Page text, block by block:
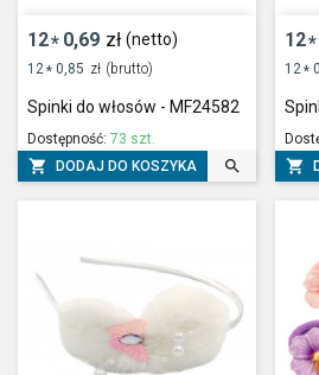
12* 0,69 zł (netto)
12 * 0,85 zł (brutto)
Spinki do włosów - MF24582
Dostępność: 73 szt.
 DODAJ DO KOSZYKA 
12*
12 *
